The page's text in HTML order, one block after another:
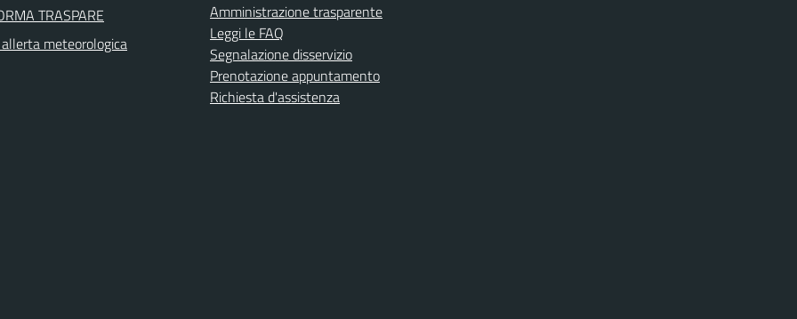
TRASPARE
meteorologica
Amministrazione trasparente
Leggi le FAQ
Segnalazione disservizio
Prenotazione appuntamento
Richiesta d'assistenza